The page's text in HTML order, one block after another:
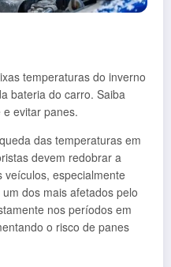
temperaturas do inverno
bateria do carro. Saiba
evitar panes.
das temperaturas em
devem redobrar a
veículos, especialmente
dos mais afetados pelo
nos períodos em
o risco de panes